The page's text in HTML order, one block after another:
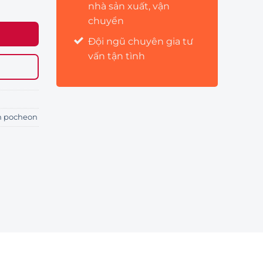
pocheon
nhà sản xuất, vận
chuyển
Đội ngũ chuyên gia tư
vấn tận tình